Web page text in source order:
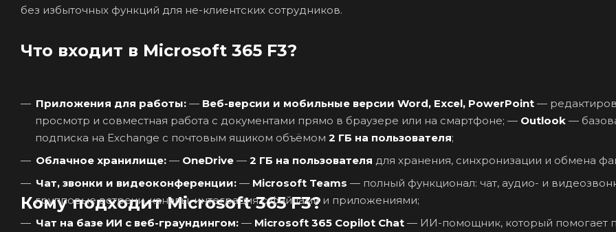
без избыточных функций для не-клиентских сотрудников.
Что входит в Microsoft 365 F3?
Приложения для работы: — Веб-версии и мобильные версии Word, Excel, PowerPoint —
просмотр и совместная работа с документами прямо в браузере или на смартфоне; — Outlook —
подписка на Exchange с почтовым ящиком объёмом 2 ГБ на пользователя;
Облачное хранилище: — OneDrive — 2 ГБ на пользователя для хранения, синхронизации и обмена
Чат, звонки и видеоконференции: — Microsoft Teams — полный функционал: чат, аудио- и
групповые встречи, каналы, интеграция с файлами и приложениями;
Чат на базе ИИ с веб-граундингом: — Microsoft 365 Copilot Chat — ИИ-помощник, который помогает
Кому подходит Microsoft 365 F3?